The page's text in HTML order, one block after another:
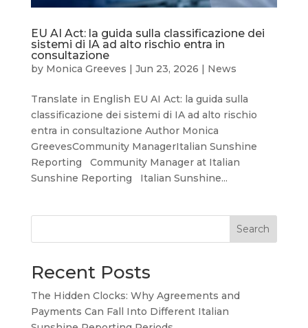
EU AI Act: la guida sulla classificazione dei
sistemi di IA ad alto rischio entra in
consultazione
by Monica Greeves | Jun 23, 2026 | News
Translate in English EU AI Act: la guida sulla
classificazione dei sistemi di IA ad alto rischio
entra in consultazione Author Monica
GreevesCommunity ManagerItalian Sunshine
Reporting Community Manager at Italian
Sunshine Reporting Italian Sunshine...
Search
Recent Posts
The Hidden Clocks: Why Agreements and
Payments Can Fall Into Different Italian